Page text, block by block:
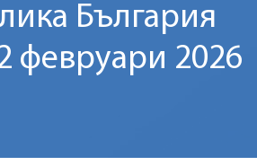
България
февруари 2026